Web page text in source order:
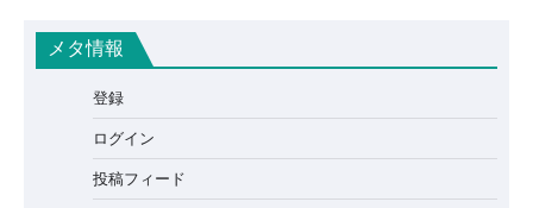
メタ情報
登録
ログイン
投稿フィード